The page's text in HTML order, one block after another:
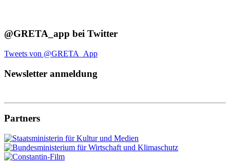
@GRETA_app bei Twitter
Tweets von @GRETA_App
Newsletter anmeldung
Partners